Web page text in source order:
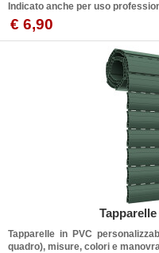
Indicato anche per uso
€ 6,90
Tapparelle in PVC
quadro), misure, colori e